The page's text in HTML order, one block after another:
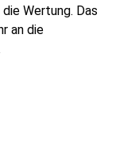
Wertung. Das
an die